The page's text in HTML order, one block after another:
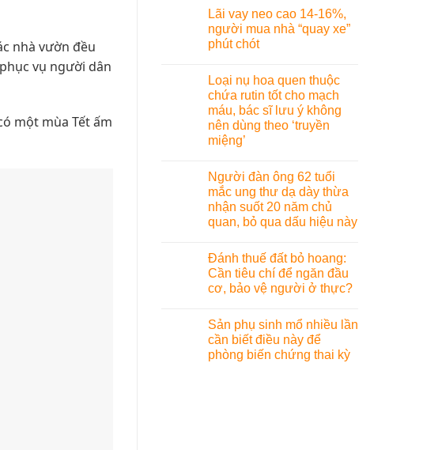
nhà vườn đều
vụ người dân
một mùa Tết ấm
Lãi vay neo cao 14-16%,
người mua nhà “quay xe”
phút chót
Loại nụ hoa quen thuộc
chứa rutin tốt cho mạch
máu, bác sĩ lưu ý không
nên dùng theo ‘truyền
miệng’
Người đàn ông 62 tuổi
mắc ung thư dạ dày thừa
nhận suốt 20 năm chủ
quan, bỏ qua dấu hiệu này
Đánh thuế đất bỏ hoang:
Cần tiêu chí để ngăn đầu
cơ, bảo vệ người ở thực?
Sản phụ sinh mổ nhiều lần
cần biết điều này để
phòng biến chứng thai kỳ